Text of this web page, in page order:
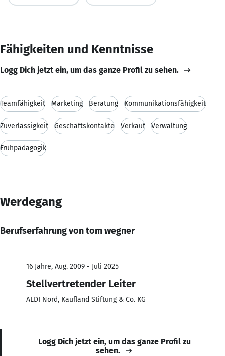
Fähigkeiten und Kenntnisse
Logg Dich jetzt ein, um das ganze Profil zu sehen.
Teamfähigkeit Marketing Beratung Kommunikationsfähigkeit
Zuverlässigkeit Geschäftskontakte Verkauf Verwaltung
Frühpädagogik
Werdegang
Berufserfahrung von tom wegner
16 Jahre, Aug. 2009 - Juli 2025
Stellvertretender Leiter
ALDI Nord, Kaufland Stiftung & Co. KG
Logg Dich jetzt ein, um das ganze Profil zu
sehen.